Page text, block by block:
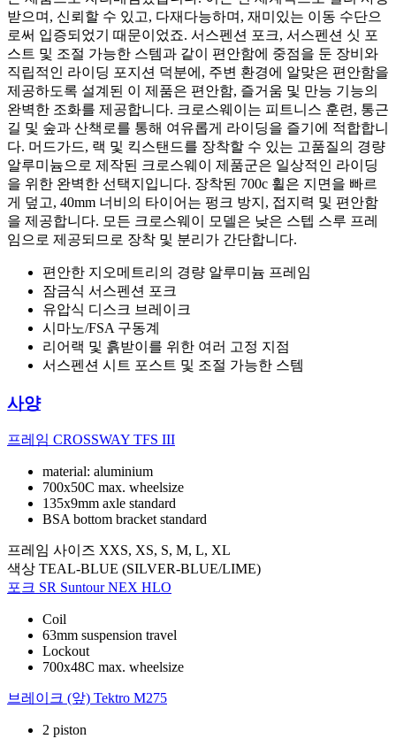
받으며, 신뢰할 수 있고, 다재다능하며, 재미있는 이동 수단으
로써 입증되었기 때문이었죠. 서스펜션 포크, 서스펜션 싯 포
스트 및 조절 가능한 스템과 같이 편안함에 중점을 둔 장비와
직립적인 라이딩 포지션 덕분에, 주변 환경에 알맞은 편안함을
제공하도록 설계된 이 제품은 편안함, 즐거움 및 만능 기능의
완벽한 조화를 제공합니다. 크로스웨이는 피트니스 훈련, 통근
길 및 숲과 산책로를 통해 여유롭게 라이딩을 즐기에 적합합니
다. 머드가드, 랙 및 킥스탠드를 장착할 수 있는 고품질의 경량
알루미늄으로 제작된 크로스웨이 제품군은 일상적인 라이딩
을 위한 완벽한 선택지입니다. 장착된 700c 휠은 지면을 빠르
게 덮고, 40mm 너비의 타이어는 펑크 방지, 접지력 및 편안함
을 제공합니다. 모든 크로스웨이 모델은 낮은 스텝 스루 프레
임으로 제공되므로 장착 및 분리가 간단합니다.
편안한 지오메트리의 경량 알루미늄 프레임
잠금식 서스펜션 포크
유압식 디스크 브레이크
시마노/FSA 구동계
리어랙 및 흙받이를 위한 여러 고정 지점
서스펜션 시트 포스트 및 조절 가능한 스템
사양
프레임 CROSSWAY TFS III
material: aluminium
700x50C max. wheelsize
135x9mm axle standard
BSA bottom bracket standard
프레임 사이즈 XXS, XS, S, M, L, XL
색상 TEAL-BLUE (SILVER-BLUE/LIME)
포크 SR Suntour NEX HLO
Coil
63mm suspension travel
Lockout
700x48C max. wheelsize
브레이크 (앞) Tektro M275
2 piston